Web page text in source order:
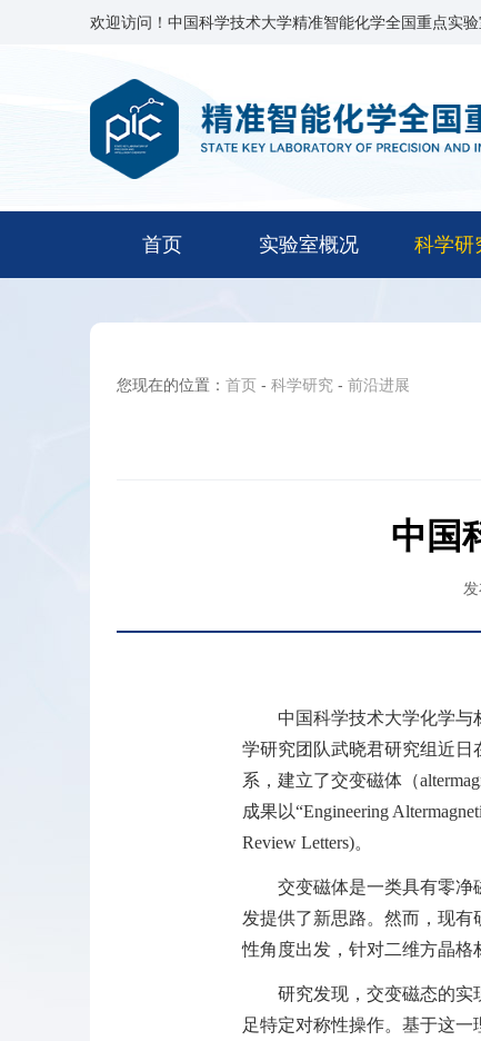
欢迎访问！中国科学技术大学精准智能化学全国重点实验
首页 实验室概况 科学研
您现在的位置： 首页- 科学研究 - 前沿进展
中国
中国科学技术大学化学
学研究团队武晓君研究组近
系，建立了交变磁体（
成果以“Engineering
Review Letters)。
交变磁体是一类具有零净
发提供了新思路。然而，现
性角度出发，针对二维方晶格
研究发现，交变磁态的实
足特定对称性操作。基于这